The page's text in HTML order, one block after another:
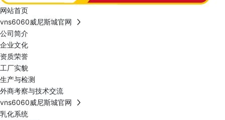
网站首页
vns6060威尼斯城官网
公司简介
企业文化
资质荣誉
工厂实貌
生产与检测
外商考察与技术交流
vns6060威尼斯城官网
乳化系统